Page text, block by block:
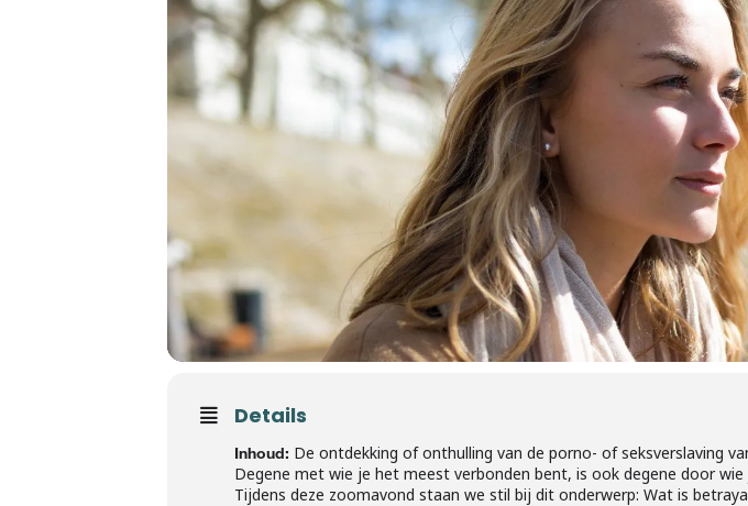
Details
Inhoud: De ontdekking of onthulling van de porno- of seksverslaving
Degene met wie je het meest verbonden bent, is ook degene door
Tijdens deze zoomavond staan we stil bij dit onderwerp: Wat is